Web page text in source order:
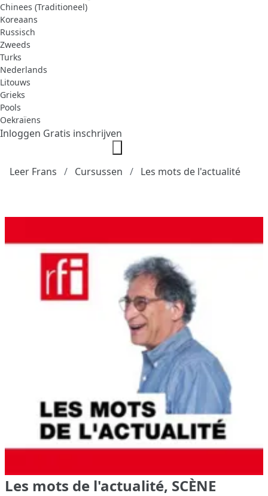
Chinees (Traditioneel)
Koreaans
Russisch
Zweeds
Turks
Nederlands
Litouws
Grieks
Pools
Oekraïens
Inloggen Gratis inschrijven
Leer Frans Cursussen Les mots de l'actualité
Les mots de l'actualité, SCÈNE